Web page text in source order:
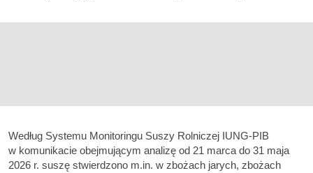
Według Systemu Monitoringu Suszy Rolniczej IUNG-PIB
w komunikacie obejmującym analizę od 21 marca do 31 maja
2026 r. suszę stwierdzono m.in. w zbożach jarych, zbożach